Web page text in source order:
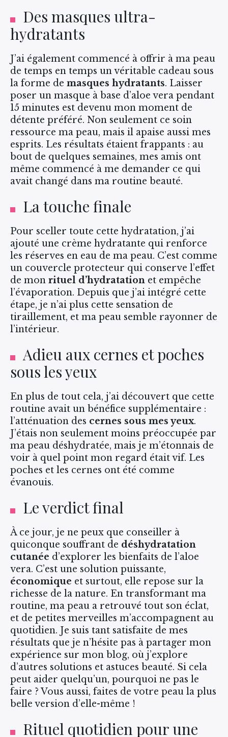
Des masques ultra-
hydratants
J’ai également commencé à offrir à ma peau
de temps en temps un véritable cadeau sous
la forme de masques hydratants. Laisser
poser un masque à base d’aloe vera pendant
15 minutes est devenu mon moment de
détente préféré. Non seulement ce soin
ressource ma peau, mais il apaise aussi mes
esprits. Les résultats étaient frappants : au
bout de quelques semaines, mes amis ont
même commencé à me demander ce qui
avait changé dans ma routine beauté.
La touche finale
Pour sceller toute cette hydratation, j’ai
ajouté une crème hydratante qui renforce
les réserves en eau de ma peau. C’est comme
un couvercle protecteur qui conserve l’effet
de mon rituel d’hydratation et empêche
l’évaporation. Depuis que j’ai intégré cette
étape, je n’ai plus cette sensation de
tiraillement, et ma peau semble rayonner de
l’intérieur.
Adieu aux cernes et poches
sous les yeux
En plus de tout cela, j’ai découvert que cette
routine avait un bénéfice supplémentaire :
l’atténuation des cernes sous mes yeux.
J’étais non seulement moins préoccupée par
ma peau déshydratée, mais je m’étonnais de
voir à quel point mon regard était vif. Les
poches et les cernes ont été comme
évanouis.
Le verdict final
À ce jour, je ne peux que conseiller à
quiconque souffrant de déshydratation
cutanée d’explorer les bienfaits de l’aloe
vera. C’est une solution puissante,
économique et surtout, elle repose sur la
richesse de la nature. En transformant ma
routine, ma peau a retrouvé tout son éclat,
et de petites merveilles m’accompagnent au
quotidien. Je suis tant satisfaite de mes
résultats que je n’hésite pas à partager mon
expérience sur mon blog, où j’explore
d’autres solutions et astuces beauté. Si cela
peut aider quelqu’un, pourquoi ne pas le
faire ? Vous aussi, faites de votre peau la plus
belle version d’elle-même !
Rituel quotidien pour une